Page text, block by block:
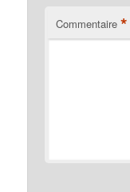
Commentaire *